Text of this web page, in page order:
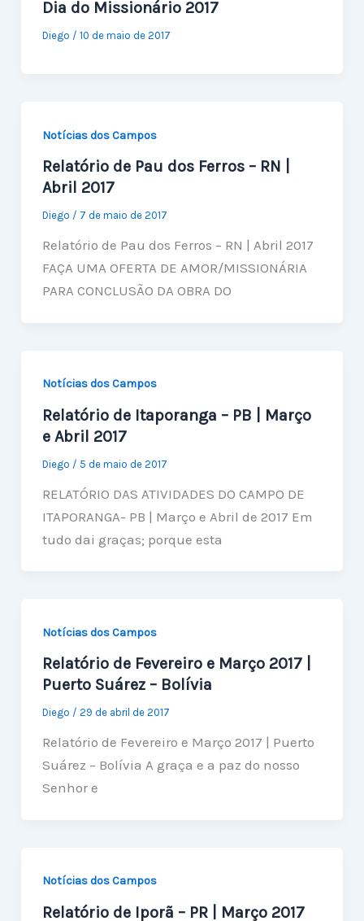
Dia do Missionário 2017
Diego / 10 de maio de 2017
Notícias dos Campos
Relatório de Pau dos Ferros – RN |
Abril 2017
Diego / 7 de maio de 2017
Relatório de Pau dos Ferros – RN | Abril 2017
FAÇA UMA OFERTA DE AMOR/MISSIONÁRIA
PARA CONCLUSÃO DA OBRA DO
Notícias dos Campos
Relatório de Itaporanga – PB | Março
e Abril 2017
Diego / 5 de maio de 2017
RELATÓRIO DAS ATIVIDADES DO CAMPO DE
ITAPORANGA- PB | Março e Abril de 2017 Em
tudo dai graças; porque esta
Notícias dos Campos
Relatório de Fevereiro e Março 2017 |
Puerto Suárez – Bolívia
Diego / 29 de abril de 2017
Relatório de Fevereiro e Março 2017 | Puerto
Suárez – Bolívia A graça e a paz do nosso
Senhor e
Notícias dos Campos
Relatório de Iporã – PR | Março 2017